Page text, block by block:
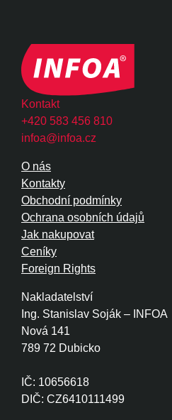
Kontakt
+420 583 456 810
infoa@infoa.cz
Nakladatelství
Ing. Stanislav Soják – INFOA
Nová 141
789 72 Dubicko
IČ: 10656618
DIČ: CZ6410111499
O nás
Kontakty
Obchodní podmínky
Ochrana osobních údajů
Jak nakupovat
Ceníky
Foreign Rights